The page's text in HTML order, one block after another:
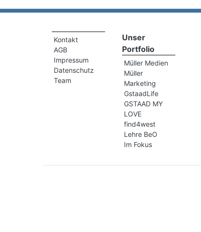
Kontakt
AGB
Impressum
Datenschutz
Team
Unser
Portfolio
Müller Medien
Müller
Marketing
GstaadLife
GSTAAD MY
LOVE
find4west
Lehre BeO
Im Fokus